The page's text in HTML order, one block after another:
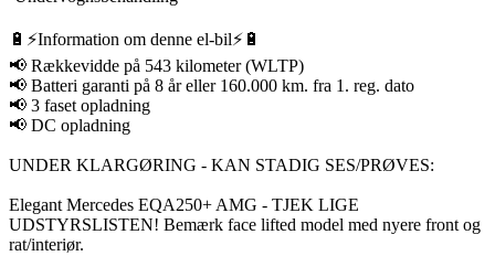
🔋⚡️Information om denne el-bil⚡️🔋
📢 Rækkevidde på 543 kilometer (WLTP)
📢 Batteri garanti på 8 år eller 160.000 km. fra 1. reg. dato
📢 3 faset opladning
📢 DC opladning
UNDER KLARGØRING - KAN STADIG SES/PRØVES:
Elegant Mercedes EQA250+ AMG - TJEK LIGE
UDSTYRSLISTEN! Bemærk face lifted model med nyere front og
rat/interiør.